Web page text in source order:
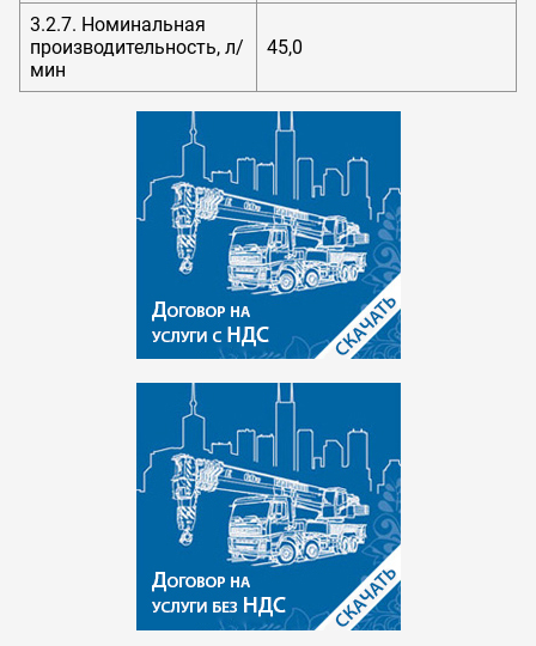
3.2.7. Номинальная
производительность, л/
мин
45,0